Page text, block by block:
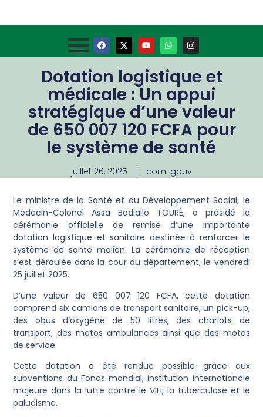
Dotation logistique et
médicale : Un appui
stratégique d’une valeur
de 650 007 120 FCFA pour
le système de santé
juillet 26, 2025 com-gouv
Le ministre de la Santé et du Développement Social, le
Médecin-Colonel Assa Badiallo TOURÉ, a présidé la
cérémonie officielle de remise d’une importante
dotation logistique et sanitaire destinée à renforcer le
système de santé malien. La cérémonie de réception
s’est déroulée dans la cour du département, le vendredi
25 juillet 2025.
D’une valeur de 650 007 120 FCFA, cette dotation
comprend six camions de transport sanitaire, un pick-up,
des obus d’oxygène de 50 litres, des chariots de
transport, des motos ambulances ainsi que des motos
de service.
Cette dotation a été rendue possible grâce aux
subventions du Fonds mondial, institution internationale
majeure dans la lutte contre le VIH, la tuberculose et le
paludisme.